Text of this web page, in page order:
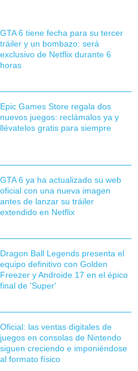
GTA 6 tiene fecha para su tercer
tráiler y un bombazo: será
exclusivo de Netflix durante 6
horas
Epic Games Store regala dos
nuevos juegos: reclámalos ya y
llévatelos gratis para siempre
GTA 6 ya ha actualizado su web
oficial con una nueva imagen
antes de lanzar su tráiler
extendido en Netflix
Dragon Ball Legends presenta el
equipo definitivo con Golden
Freezer y Androide 17 en el épico
final de 'Super'
Oficial: las ventas digitales de
juegos en consolas de Nintendo
siguen creciendo e imponiéndose
al formato físico